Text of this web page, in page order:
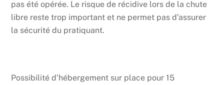
pas été opérée. Le risque de récidive lors de la chute
libre reste trop important et ne permet pas d’assurer
la sécurité du pratiquant.
Possibilité d’hébergement sur place pour 15